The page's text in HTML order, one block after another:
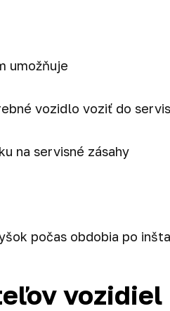
umožňuje
vozidlo voziť do
na servisné zásahy
počas obdobia po
vozidiel